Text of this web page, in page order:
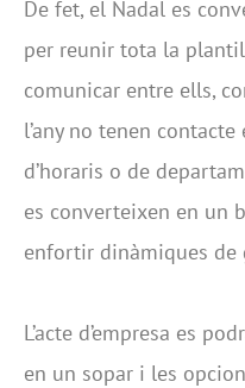
De fet, el Nadal es
per reunir tota la
comunicar entre ells,
l’any no tenen
d’horaris o de
es converteixen en un
enfortir dinàmiques de
L’acte d’empresa es
en un sopar i les